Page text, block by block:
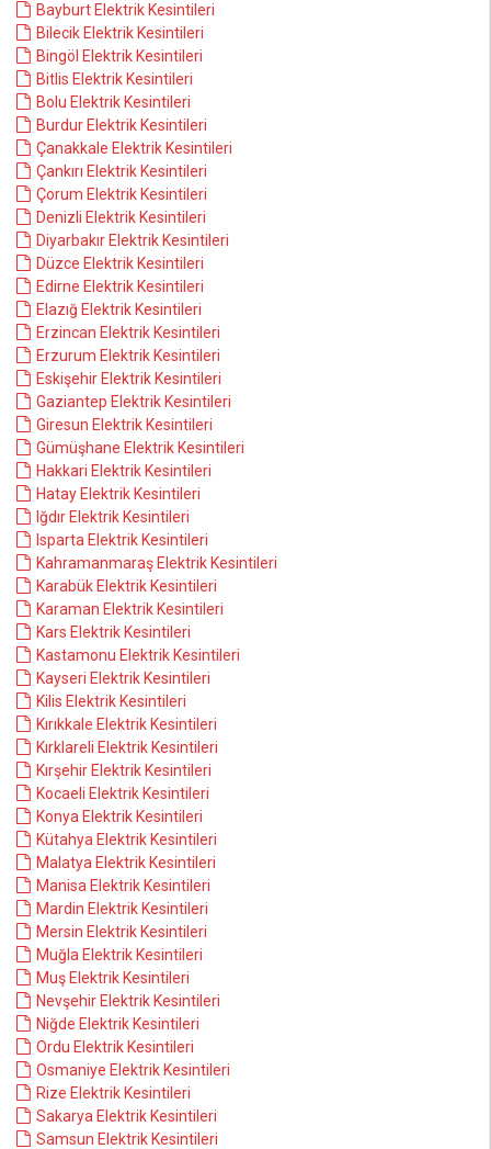
Bayburt Elektrik Kesintileri
Bilecik Elektrik Kesintileri
Bingöl Elektrik Kesintileri
Bitlis Elektrik Kesintileri
Bolu Elektrik Kesintileri
Burdur Elektrik Kesintileri
Çanakkale Elektrik Kesintileri
Çankırı Elektrik Kesintileri
Çorum Elektrik Kesintileri
Denizli Elektrik Kesintileri
Diyarbakır Elektrik Kesintileri
Düzce Elektrik Kesintileri
Edirne Elektrik Kesintileri
Elazığ Elektrik Kesintileri
Erzincan Elektrik Kesintileri
Erzurum Elektrik Kesintileri
Eskişehir Elektrik Kesintileri
Gaziantep Elektrik Kesintileri
Giresun Elektrik Kesintileri
Gümüşhane Elektrik Kesintileri
Hakkari Elektrik Kesintileri
Hatay Elektrik Kesintileri
Iğdır Elektrik Kesintileri
Isparta Elektrik Kesintileri
Kahramanmaraş Elektrik Kesintileri
Karabük Elektrik Kesintileri
Karaman Elektrik Kesintileri
Kars Elektrik Kesintileri
Kastamonu Elektrik Kesintileri
Kayseri Elektrik Kesintileri
Kilis Elektrik Kesintileri
Kırıkkale Elektrik Kesintileri
Kırklareli Elektrik Kesintileri
Kırşehir Elektrik Kesintileri
Kocaeli Elektrik Kesintileri
Konya Elektrik Kesintileri
Kütahya Elektrik Kesintileri
Malatya Elektrik Kesintileri
Manisa Elektrik Kesintileri
Mardin Elektrik Kesintileri
Mersin Elektrik Kesintileri
Muğla Elektrik Kesintileri
Muş Elektrik Kesintileri
Nevşehir Elektrik Kesintileri
Niğde Elektrik Kesintileri
Ordu Elektrik Kesintileri
Osmaniye Elektrik Kesintileri
Rize Elektrik Kesintileri
Sakarya Elektrik Kesintileri
Samsun Elektrik Kesintileri